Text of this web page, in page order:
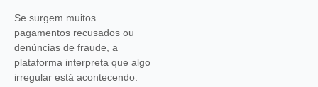
Se surgem muitos
pagamentos recusados ou
denúncias de fraude, a
plataforma interpreta que algo
irregular está acontecendo.